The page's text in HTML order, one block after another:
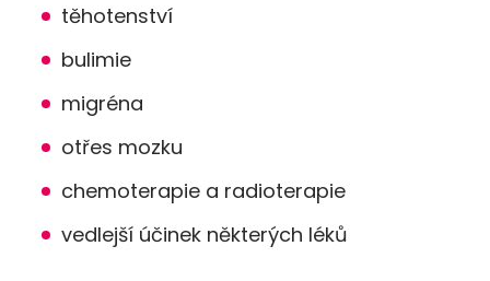
těhotenství
bulimie
migréna
otřes mozku
chemoterapie a radioterapie
vedlejší účinek některých léků